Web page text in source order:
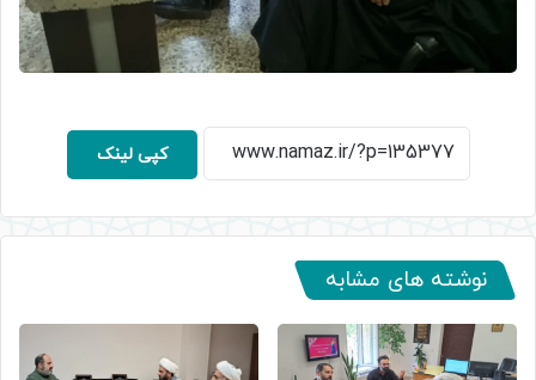
کپی لینک
نوشته های مشابه